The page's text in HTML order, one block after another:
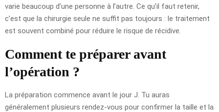
varie beaucoup d’une personne à l’autre. Ce qu’il faut retenir,
c’est que la chirurgie seule ne suffit pas toujours : le traitement
est souvent combiné pour réduire le risque de récidive.
Comment te préparer avant
l’opération ?
La préparation commence avant le jour J. Tu auras
généralement plusieurs rendez-vous pour confirmer la taille et la